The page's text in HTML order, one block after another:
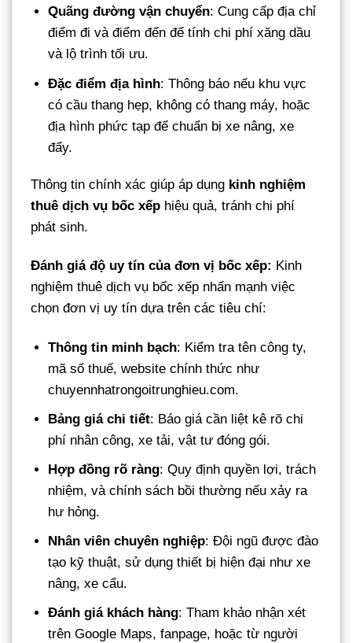
Quãng đường vận chuyển: Cung cấp địa chỉ
điểm đi và điểm đến để tính chi phí xăng dầu
và lộ trình tối ưu.
Đặc điểm địa hình: Thông báo nếu khu vực
có cầu thang hẹp, không có thang máy, hoặc
địa hình phức tạp để chuẩn bị xe nâng, xe
đẩy.
Thông tin chính xác giúp áp dụng kinh nghiệm
thuê dịch vụ bốc xếp hiệu quả, tránh chi phí
phát sinh.
Đánh giá độ uy tín của đơn vị bốc xếp: Kinh
nghiệm thuê dịch vụ bốc xếp nhấn mạnh việc
chọn đơn vị uy tín dựa trên các tiêu chí:
Thông tin minh bạch: Kiểm tra tên công ty,
mã số thuế, website chính thức như
chuyennhatrongoitrunghieu.com.
Bảng giá chi tiết: Báo giá cần liệt kê rõ chi
phí nhân công, xe tải, vật tư đóng gói.
Hợp đồng rõ ràng: Quy định quyền lợi, trách
nhiệm, và chính sách bồi thường nếu xảy ra
hư hỏng.
Nhân viên chuyên nghiệp: Đội ngũ được đào
tạo kỹ thuật, sử dụng thiết bị hiện đại như xe
nâng, xe cẩu.
Đánh giá khách hàng: Tham khảo nhận xét
trên Google Maps, fanpage, hoặc từ người